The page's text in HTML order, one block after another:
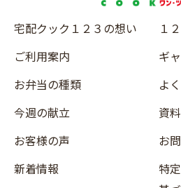
宅配クック１２３の想い
ご利用案内
お弁当の種類
今週の献立
お客様の声
新着情報
１
ギ
よ
資
お
特